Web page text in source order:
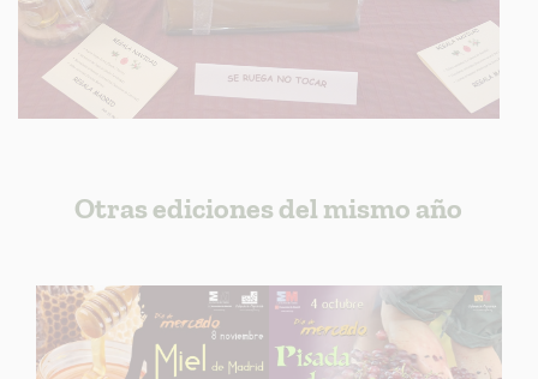
Otras ediciones del mismo año